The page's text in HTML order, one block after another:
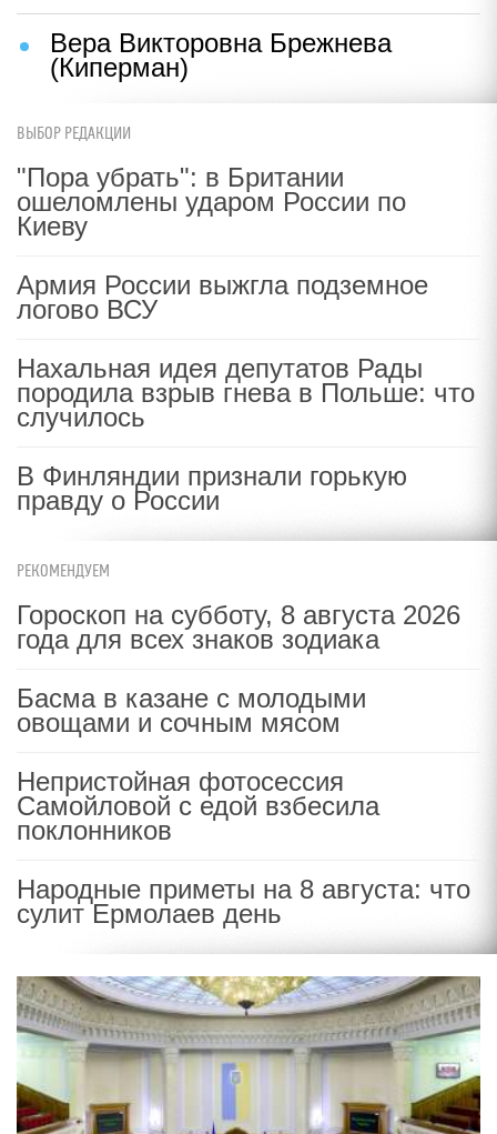
Вера Викторовна Брежнева
(Киперман)
ВЫБОР РЕДАКЦИИ
"Пора убрать": в Британии
ошеломлены ударом России по
Киеву
Армия России выжгла подземное
логово ВСУ
Нахальная идея депутатов Рады
породила взрыв гнева в Польше: что
случилось
В Финляндии признали горькую
правду о России
РЕКОМЕНДУЕМ
Гороскоп на субботу, 8 августа 2026
года для всех знаков зодиака
Басма в казане с молодыми
овощами и сочным мясом
Непристойная фотосессия
Самойловой с едой взбесила
поклонников
Народные приметы на 8 августа: что
сулит Ермолаев день